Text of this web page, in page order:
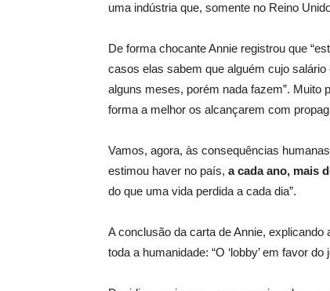
uma indústria que, somente no Reino
De forma chocante Annie registrou que
casos elas sabem que alguém cujo
alguns meses, porém nada fazem”. Muito
forma a melhor os alcançarem com
Vamos, agora, às consequências
estimou haver no país, a cada ano, mais
do que uma vida perdida a cada dia”.
A conclusão da carta de Annie,
toda a humanidade: “O ‘lobby’ em favor